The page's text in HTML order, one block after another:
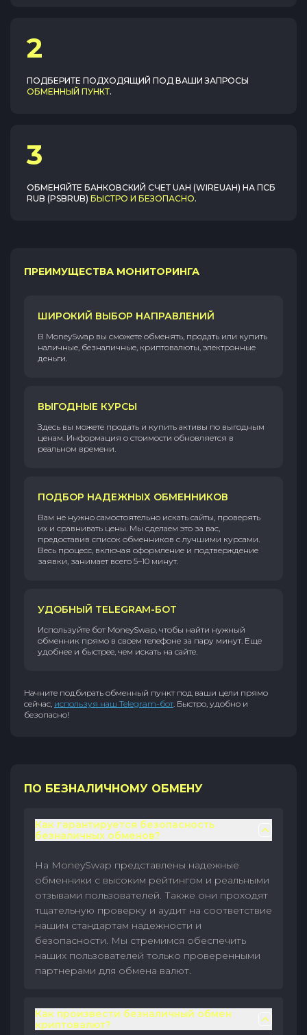
2
ПОДБЕРИТЕ ПОДХОДЯЩИЙ ПОД ВАШИ ЗАПРОСЫ
ОБМЕННЫЙ ПУНКТ.
3
ОБМЕНЯЙТЕ БАНКОВСКИЙ СЧЕТ UAH (WIREUAH) НА ПСБ
RUB (PSBRUB) БЫСТРО И БЕЗОПАСНО.
ПРЕИМУЩЕСТВА МОНИТОРИНГА
ШИРОКИЙ ВЫБОР НАПРАВЛЕНИЙ
В MoneySwap вы сможете обменять, продать или купить
наличные, безналичные, криптовалюты, электронные
деньги.
ВЫГОДНЫЕ КУРСЫ
Здесь вы можете продать и купить активы по выгодным
ценам. Информация о стоимости обновляется в
реальном времени.
ПОДБОР НАДЕЖНЫХ ОБМЕННИКОВ
Вам не нужно самостоятельно искать сайты, проверять
их и сравнивать цены. Мы сделаем это за вас,
предоставив список обменников с лучшими курсами.
Весь процесс, включая оформление и подтверждение
заявки, занимает всего 5–10 минут.
УДОБНЫЙ TELEGRAM-БОТ
Используйте бот MoneySwap, чтобы найти нужный
обменник прямо в своем телефоне за пару минут. Еще
удобнее и быстрее, чем искать на сайте.
Начните подбирать обменный пункт под ваши цели прямо
сейчас, используя наш Telegram-бот. Быстро, удобно и
безопасно!
ПО БЕЗНАЛИЧНОМУ ОБМЕНУ
Как гарантируется безопасность
безналичных обменов?
На MoneySwap представлены надежные
обменники с высоким рейтингом и реальными
отзывами пользователей. Также они проходят
тщательную проверку и аудит на соответствие
нашим стандартам надежности и
безопасности. Мы стремимся обеспечить
наших пользователей только проверенными
партнерами для обмена валют.
Как произвести безналичный обмен
криптовалют?